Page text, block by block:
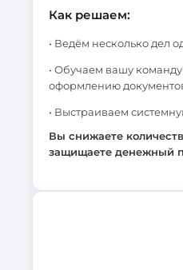
Как решаем:
• Ведём несколько дел
• Обучаем вашу
оформлению
• Выстраиваем
Вы снижаете
защищаете денежный